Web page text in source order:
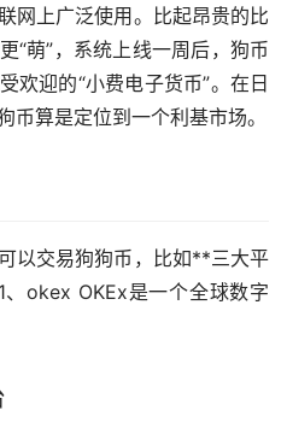
网上广泛使用。比起昂贵的比
“萌”，系统上线一周后，狗币
欢迎的“小费电子货币”。在日
币算是定位到一个利基市场。
以交易狗狗币，比如**三大平
okex OKEx是一个全球数字